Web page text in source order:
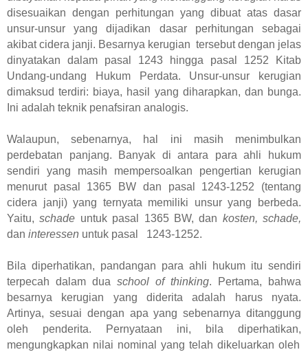
disesuaikan dengan perhitungan yang dibuat atas dasar
unsur-unsur yang dijadikan dasar perhitungan sebagai
akibat cidera janji. Besarnya kerugian tersebut dengan jelas
dinyatakan dalam pasal 1243 hingga pasal 1252 Kitab
Undang-undang Hukum Perdata. Unsur-unsur kerugian
dimaksud terdiri: biaya, hasil yang diharapkan, dan bunga.
Ini adalah teknik penafsiran analogis.
Walaupun, sebenarnya, hal ini masih menimbulkan
perdebatan panjang. Banyak di antara para ahli hukum
sendiri yang masih mempersoalkan pengertian kerugian
menurut pasal 1365 BW dan pasal 1243-1252 (tentang
cidera janji) yang ternyata memiliki unsur yang berbeda.
Yaitu,schade untuk pasal 1365 BW, dan kosten, schade,
dan interessen untuk pasal 1243-1252.
Bila diperhatikan, pandangan para ahli hukum itu sendiri
terpecah dalam dua school of thinking. Pertama, bahwa
besarnya kerugian yang diderita adalah harus nyata.
Artinya, sesuai dengan apa yang sebenarnya ditanggung
oleh penderita.
Pernyataan ini, bila diperhatikan,
mengungkapkan nilai nominal yang telah dikeluarkan oleh